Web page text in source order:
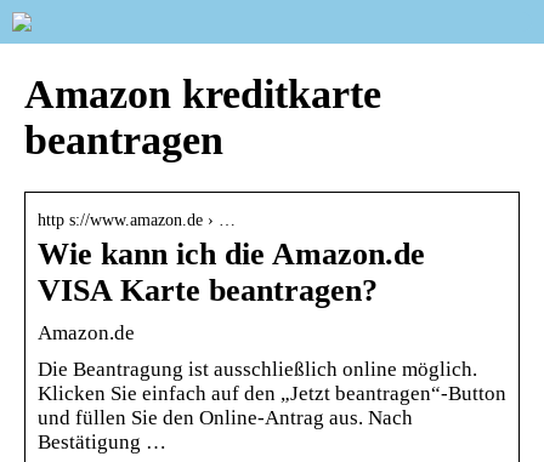
Amazon kreditkarte
beantragen
http s://www.amazon.de › …
Wie kann ich die Amazon.de
VISA Karte beantragen?
Amazon.de
Die Beantragung ist ausschließlich online möglich.
Klicken Sie einfach auf den „Jetzt beantragen“-Button
und füllen Sie den Online-Antrag aus. Nach
Bestätigung …